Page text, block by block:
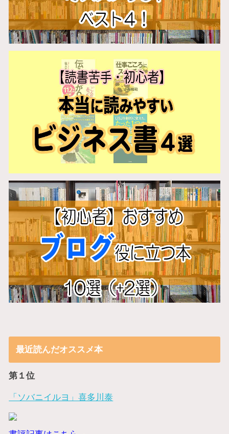
最近読んだオススメ本
第１位
「ソバニイルヨ」喜多川泰